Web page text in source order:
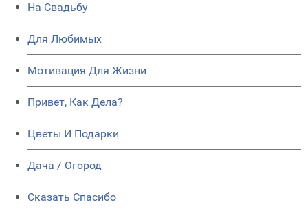
На Свадьбу
Для Любимых
Мотивация Для Жизни
Привет, Как Дела?
Цветы И Подарки
Дача / Огород
Сказать Спасибо